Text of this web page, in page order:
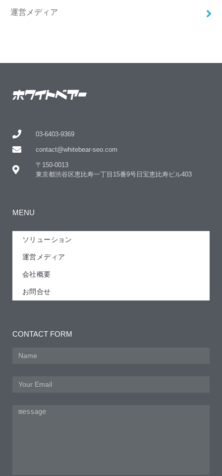
運営メディア
03-6403-9369
contact@whitebear-seo.com
〒150-0013
東京都渋谷区恵比寿一丁目15番9号日宝恵比寿ビル403
MENU
ソリューション
運営メディア
会社概要
お問合せ
CONTACT FORM